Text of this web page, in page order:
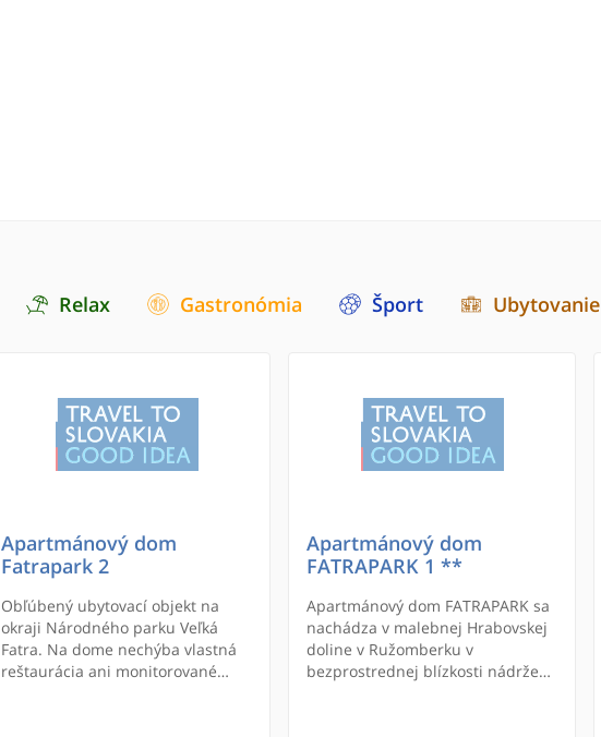
Relax Gastronómia Šport Ubytovanie
Apartmánový dom
Fatrapark 2
Obľúbený ubytovací objekt na
okraji Národného parku Veľká
Fatra. Na dome nechýba vlastná
reštaurácia ani monitorované
Apartmánový dom
FATRAPARK 1 **
Apartmánový dom FATRAPARK sa
nachádza v malebnej Hrabovskej
doline v Ružomberku v
bezprostrednej blízkosti nádrže